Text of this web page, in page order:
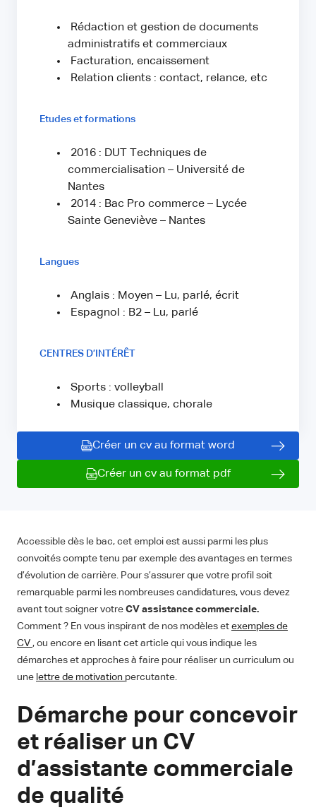
Rédaction et gestion de documents
administratifs et commerciaux
Facturation, encaissement
Relation clients : contact, relance, etc
Etudes et formations
2016 : DUT Techniques de
commercialisation – Université de
Nantes
2014 : Bac Pro commerce – Lycée
Sainte Geneviève – Nantes
Langues
Anglais : Moyen – Lu, parlé, écrit
Espagnol : B2 – Lu, parlé
CENTRES D’INTÉRÊT
Sports : volleyball
Musique classique, chorale
Créer un cv au format word
Créer un cv au format pdf
Accessible dès le bac, cet emploi est aussi parmi les plus
convoités compte tenu par exemple des avantages en termes
d’évolution de carrière. Pour s’assurer que votre profil soit
remarquable parmi les nombreuses candidatures, vous devez
avant tout soigner votre CV assistance commerciale.
Comment ? En vous inspirant de nos modèles et exemples de
CV , ou encore en lisant cet article qui vous indique les
démarches et approches à faire pour réaliser un curriculum ou
une lettre de motivation percutante.
Démarche pour concevoir
et réaliser un CV
d’assistante commerciale
de qualité